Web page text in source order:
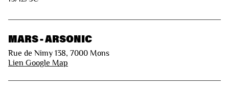
MARS - ARSONIC
Rue de Nimy 138, 7000 Mons
Lien Google Map